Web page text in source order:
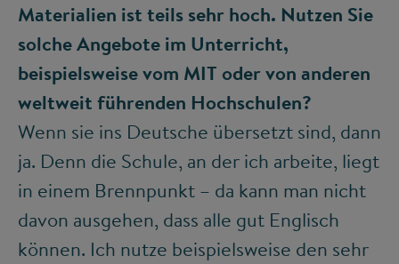
Materialien ist teils sehr hoch. Nutzen Sie
solche Angebote im Unterricht,
beispielsweise vom MIT oder von anderen
weltweit führenden Hochschulen?
Wenn sie ins Deutsche übersetzt sind, dann
ja. Denn die Schule, an der ich arbeite, liegt
in einem Brennpunkt – da kann man nicht
davon ausgehen, dass alle gut Englisch
können. Ich nutze beispielsweise den sehr